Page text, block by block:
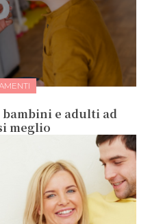
e adulti ad
meglio